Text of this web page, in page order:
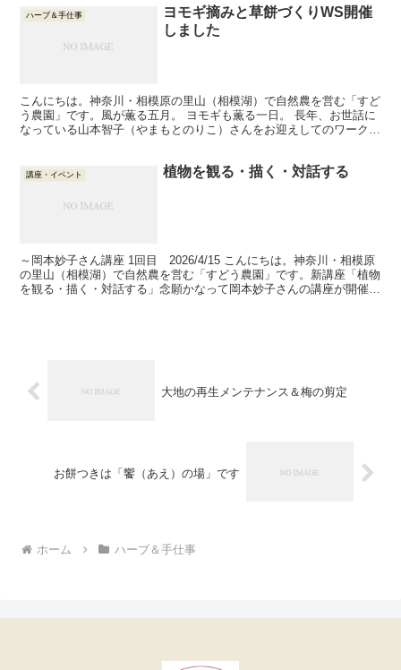
ハーブ＆手仕事
ヨモギ摘みと草餅づくりWS開催
しました
こんにちは。神奈川・相模原の里山（相模湖）で自然農を営む「すど
う農園」です。風が薫る五月。 ヨモギも薫る一日。 長年、お世話に
なっている山本智子（やまもとのりこ）さんをお迎えしてのワークシ
講座・イベント 植物を観る・描く・対話する
～岡本妙子さん講座 1回目 2026/4/15 こんにちは。神奈川・相模原
の里山（相模湖）で自然農を営む「すどう農園」です。新講座「植物
を観る・描く・対話する」念願かなって岡本妙子さんの講座が開催で
大地の再生メンテナンス＆梅の剪定
お餅つきは「饗（あえ）の場」です
ホーム ハーブ＆手仕事